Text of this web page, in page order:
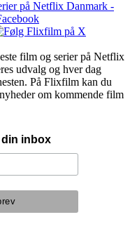
på Netflix Danmark -
film og serier på Netflix
udvalg og hver dag
På Flixfilm kan du
om kommende film
din inbox